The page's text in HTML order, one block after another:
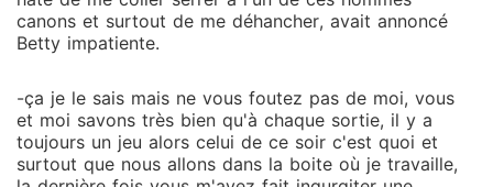
canons et surtout de me déhancher, avait annoncé
Betty impatiente.
-ça je le sais mais ne vous foutez pas de moi, vous
et moi savons très bien qu'à chaque sortie, il y a
toujours un jeu alors celui de ce soir c'est quoi et
surtout que nous allons dans la boite où je travaille,